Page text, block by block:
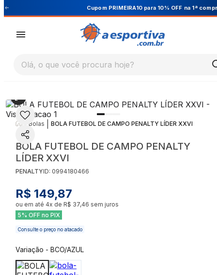
Cupom PRIMEIRA10 para 10% OFF na 1ª compra
Olá, o que você procura hoje?
Bolas BOLA FUTEBOL DE CAMPO PENALTY LÍDER XXVI
BOLA FUTEBOL DE CAMPO PENALTY
LÍDER XXVI
PENALTYID: 0994180466
R$ 149,87
ou em até 4x de R$ 37,46 sem juros
5% OFF no PIX
Consulte o preço no atacado
Variação - BCO/AZUL